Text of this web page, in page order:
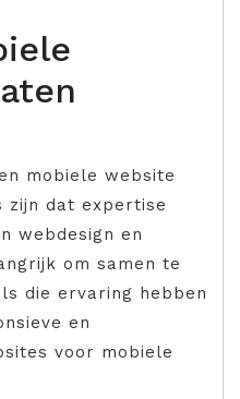
mobiele website
zijn dat expertise
webdesign en
om samen te
die ervaring hebben
en
voor mobiele